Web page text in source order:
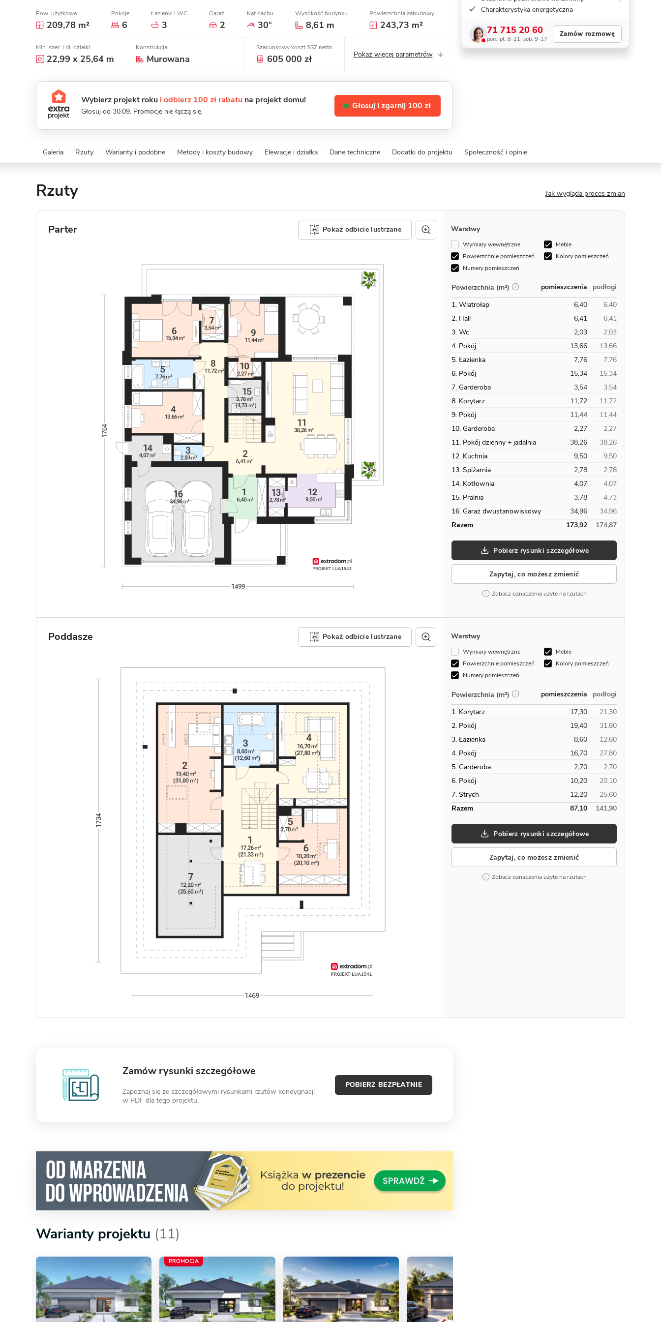
Pow. użytkowa
209,78 m²
Pokoje
6
Łazienki i WC
3
Garaż
2
Kąt dachu
30°
Wysokość budynku
8,61 m
Powierzchnia zabudowy
243,73 m²
Min. szer. i dł. działki
22,99 x 25,64 m
Konstrukcja
Murowana
Szacunkowy koszt SSZ netto
605 000 zł Pokaż więcej parametrów
Wybierz projekt roku i odbierz 100 zł rabatu na projekt domu!
Głosuj do 30.09. Promocje nie łączą się.
Głosuj i zgarnij 100 zł
Charakterystyka energetyczna
71 715 20 60
pon.-pt. 8-21, sob. 9-17
Zamów rozmowę
Galeria Rzuty Warianty i podobne Metody i koszty budowy Elewacje i działka Dane techniczne Dodatki do projektu Społeczność i opinie
Rzuty Jak wygląda proces zmian
Parter Warstwy
Wymiary wewnętrzne
Meble
Powierzchnie pomieszczeń
Kolory pomieszczeń
Numery pomieszczeń
Pokaż odbicie lustrzane
Powierzchnia (m²) pomieszczenia
podłogi
1. Wiatrołap
6,40
6,40
2. Hall
6,41
6,41
3. Wc
2,03
2,03
4. Pokój
13,66
13,66
5. Łazienka
7,76
7,76
6. Pokój
15,34
15,34
7. Garderoba
3,54
3,54
8. Korytarz
11,72
11,72
9. Pokój
11,44
11,44
10. Garderoba
2,27
2,27
11. Pokój dzienny + jadalnia
38,26
38,26
12. Kuchnia
9,50
9,50
13. Spiżarnia
2,78
2,78
14. Kotłownia
4,07
4,07
15. Pralnia
3,78
4,73
16. Garaż dwustanowiskowy
34,96
34,96
Razem
173,92 174,87
Pobierz rysunki szczegółowe
Zapytaj, co możesz zmienić
Zobacz oznaczenia użyte na rzutach
Poddasze Warstwy
Wymiary wewnętrzne
Meble
Powierzchnie pomieszczeń
Kolory pomieszczeń
Numery pomieszczeń
Pokaż odbicie lustrzane
Powierzchnia (m²) pomieszczenia
podłogi
1. Korytarz
17,30
21,30
2. Pokój
19,40
31,80
3. Łazienka
8,60
12,60
4. Pokój
16,70
27,80
5. Garderoba
2,70
2,70
6. Pokój
10,20
20,10
7. Strych
12,20
25,60
Razem
87,10 141,90
Pobierz rysunki szczegółowe
Zapytaj, co możesz zmienić
Zobacz oznaczenia użyte na rzutach
Zamów rysunki szczegółowe
Zapoznaj się ze szczegółowymi rysunkami rzutów kondygnacji
w PDF dla tego projektu.
POBIERZ BEZPŁATNIE
Warianty projektu (11)
PROMOCJA